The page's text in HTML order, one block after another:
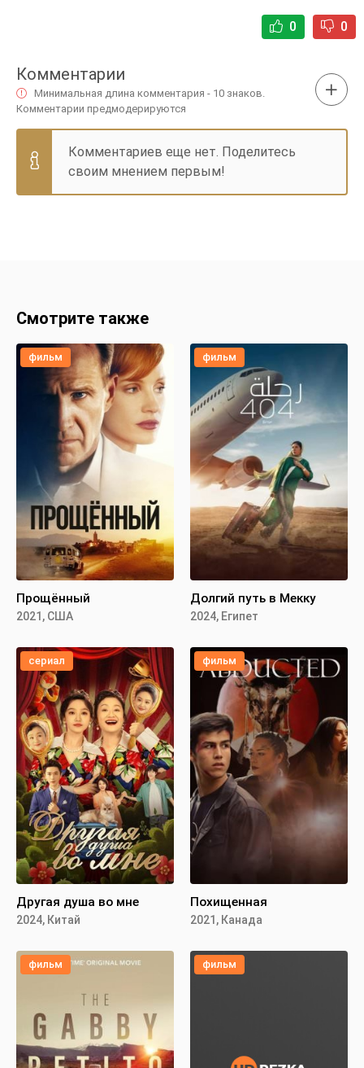
0 0
Комментарии
Минимальная длина комментария - 10 знаков.
Комментарии предмодерируются
Комментариев еще нет. Поделитесь
своим мнением первым!
Смотрите также
фильм
Прощённый
2021, США
фильм
Долгий путь в Мекку
2024, Египет
сериал
Другая душа во мне
2024, Китай
фильм
Похищенная
2021, Канада
фильм фильм